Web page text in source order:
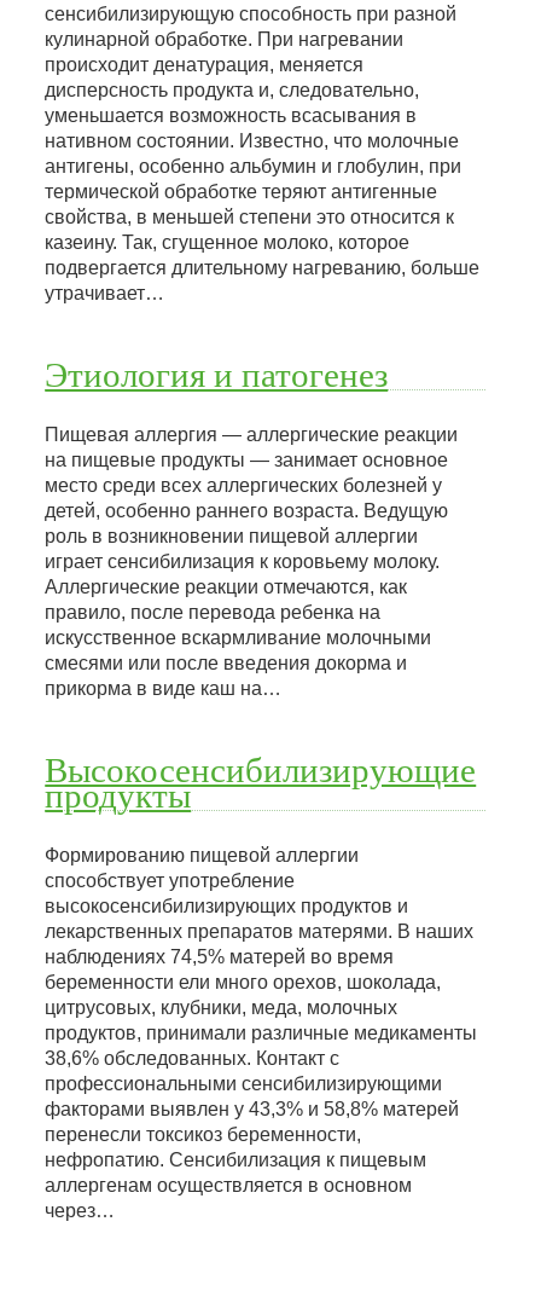
сенсибилизирующую способность при разной
кулинарной обработке. При нагревании
происходит денатурация, меняется
дисперсность продукта и, следовательно,
уменьшается возможность всасывания в
нативном состоянии. Известно, что молочные
антигены, особенно альбумин и глобулин, при
термической обработке теряют антигенные
свойства, в меньшей степени это относится к
казеину. Так, сгущенное молоко, которое
подвергается длительному нагреванию, больше
утрачивает…
Этиология и патогенез
Пищевая аллергия — аллергические реакции
на пищевые продукты — занимает основное
место среди всех аллергических болезней у
детей, особенно раннего возраста. Ведущую
роль в возникновении пищевой аллергии
играет сенсибилизация к коровьему молоку.
Аллергические реакции отмечаются, как
правило, после перевода ребенка на
искусственное вскармливание молочными
смесями или после введения докорма и
прикорма в виде каш на…
Высокосенсибилизирующие
продукты
Формированию пищевой аллергии
способствует употребление
высокосенсибилизирующих продуктов и
лекарственных препаратов матерями. В наших
наблюдениях 74,5% матерей во время
беременности ели много орехов, шоколада,
цитрусовых, клубники, меда, молочных
продуктов, принимали различные медикаменты
38,6% обследованных. Контакт с
профессиональными сенсибилизирующими
факторами выявлен у 43,3% и 58,8% матерей
перенесли токсикоз беременности,
нефропатию. Сенсибилизация к пищевым
аллергенам осуществляется в основном
через…